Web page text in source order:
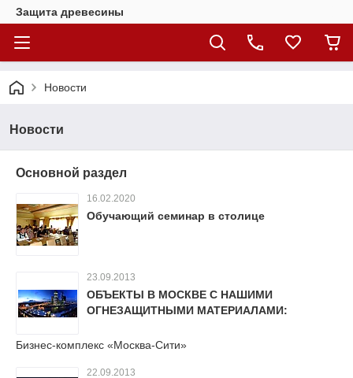
Защита древесины
Новости
Новости
Основной раздел
16.02.2020
Обучающий семинар в столице
23.09.2013
ОБЪЕКТЫ В МОСКВЕ С НАШИМИ
ОГНЕЗАЩИТНЫМИ МАТЕРИАЛАМИ:
Бизнес-комплекс «Москва-Сити»
22.09.2013